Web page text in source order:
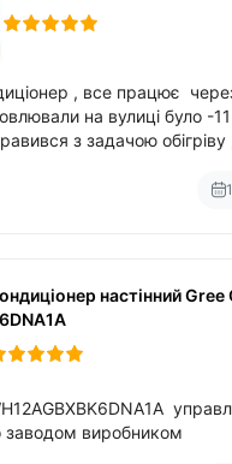
, все працює
на вулиці було -
з задачою
настінний Gree
заводом виробником